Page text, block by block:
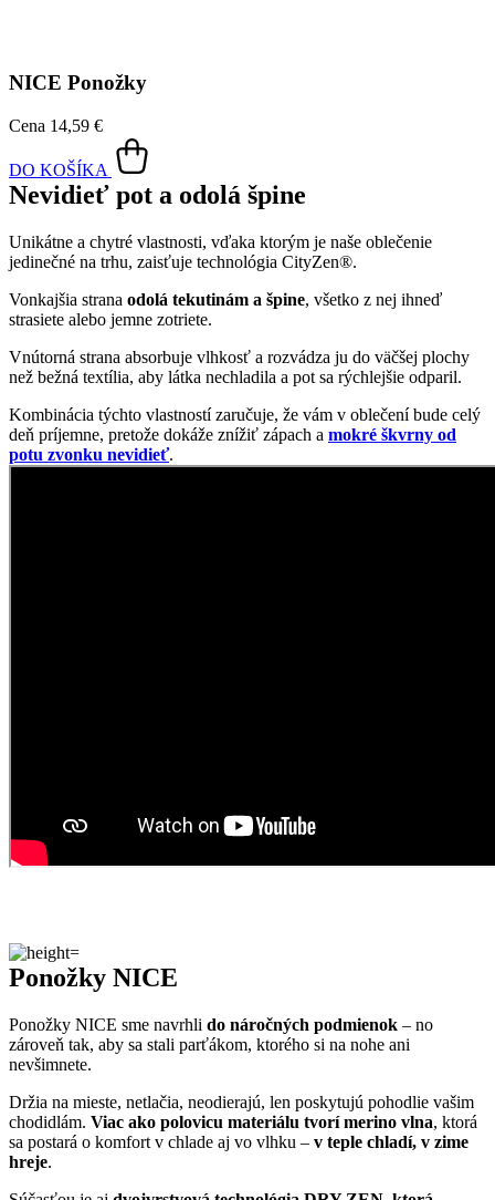
NICE Ponožky
Cena 14,59 €
DO KOŠÍKA
Nevidieť pot a odolá špine
Unikátne a chytré vlastnosti, vďaka ktorým je naše oblečenie
jedinečné na trhu, zaisťuje technológia CityZen®.
Vonkajšia strana odolá tekutinám a špine, všetko z nej ihneď
strasiete alebo jemne zotriete.
Vnútorná strana absorbuje vlhkosť a rozvádza ju do väčšej plochy
než bežná textília, aby látka nechladila a pot sa rýchlejšie odparil.
Kombinácia týchto vlastností zaručuje, že vám v oblečení bude celý
deň príjemne, pretože dokáže znížiť zápach a mokré škvrny od
potu zvonku nevidieť.
Ponožky NICE
Ponožky NICE sme navrhli do náročných podmienok – no
zároveň tak, aby sa stali parťákom, ktorého si na nohe ani
nevšimnete.
Držia na mieste, netlačia, neodierajú, len poskytujú pohodlie vašim
chodidlám. Viac ako polovicu materiálu tvorí merino vlna, ktorá
sa postará o komfort v chlade aj vo vlhku – v teple chladí, v zime
hreje.